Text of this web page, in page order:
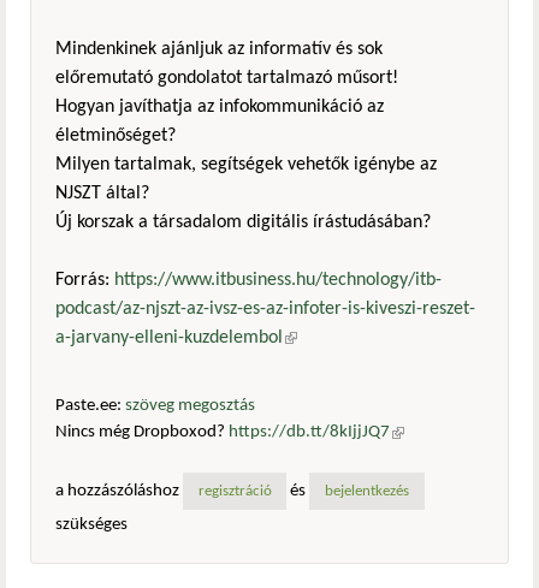
Mindenkinek ajánljuk az informatív és sok
előremutató gondolatot tartalmazó műsort!
Hogyan javíthatja az infokommunikáció az
életminőséget?
Milyen tartalmak, segítségek vehetők igénybe az
NJSZT által?
Új korszak a társadalom digitális írástudásában?
Forrás: https://www.itbusiness.hu/technology/itb-
podcast/az-njszt-az-ivsz-es-az-infoter-is-kiveszi-reszet-
a-jarvany-elleni-kuzdelembol(külső hivatkozás)
Paste.ee: szöveg megosztás
Nincs még Dropboxod? https://db.tt/8kIjjJQ7 (külső
a hozzászóláshoz
regisztráció és bejelentkezés
szükséges